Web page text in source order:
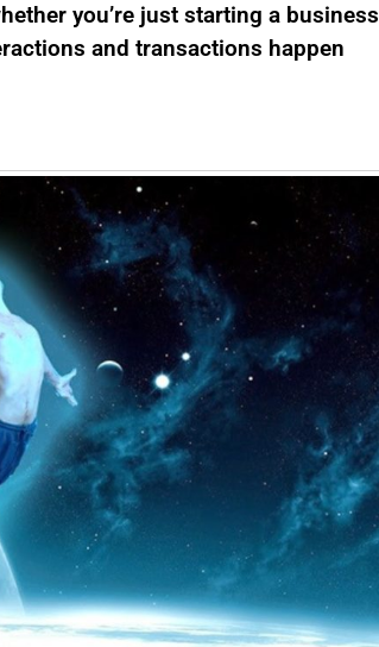
you’re just starting a business
and transactions happen